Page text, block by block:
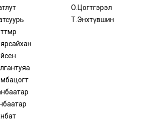
О.Цогтгэрэл
Т.Энхтүвшин